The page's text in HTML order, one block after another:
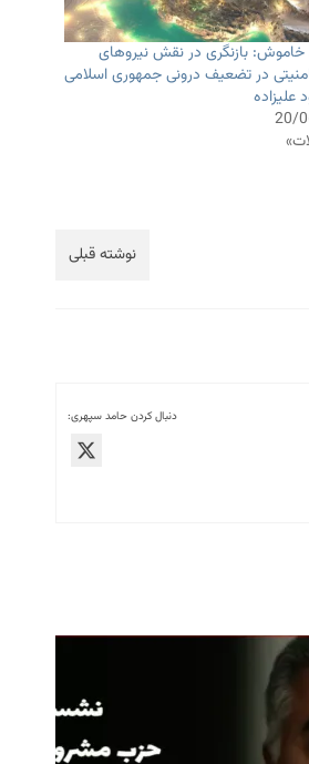
خاموش: بازنگری در نقش نیروهای
در تضعیف درونی جمهوری اسلامی
20/
نوشته قبلی
دنبال کردن حامد سپهری: